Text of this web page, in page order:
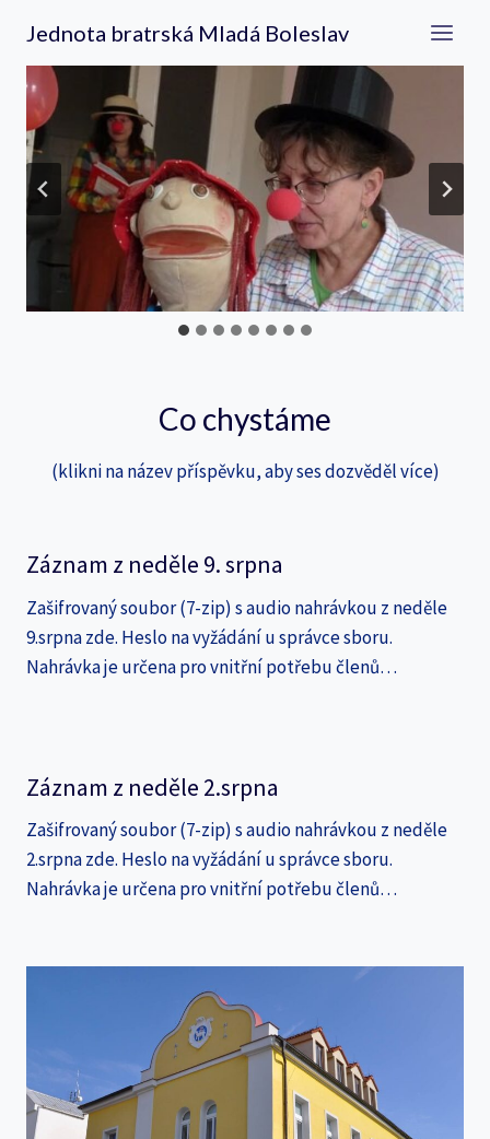
obsah
Jednota bratrská Mladá Boleslav
Co chystáme
(klikni na název příspěvku, aby ses dozvěděl více)
Záznam z neděle 9. srpna
Zašifrovaný soubor (7-zip) s audio nahrávkou z neděle
9.srpna zde. Heslo na vyžádání u správce sboru.
Nahrávka je určena pro vnitřní potřebu členů…
Záznam z neděle 2.srpna
Zašifrovaný soubor (7-zip) s audio nahrávkou z neděle
2.srpna zde. Heslo na vyžádání u správce sboru.
Nahrávka je určena pro vnitřní potřebu členů…